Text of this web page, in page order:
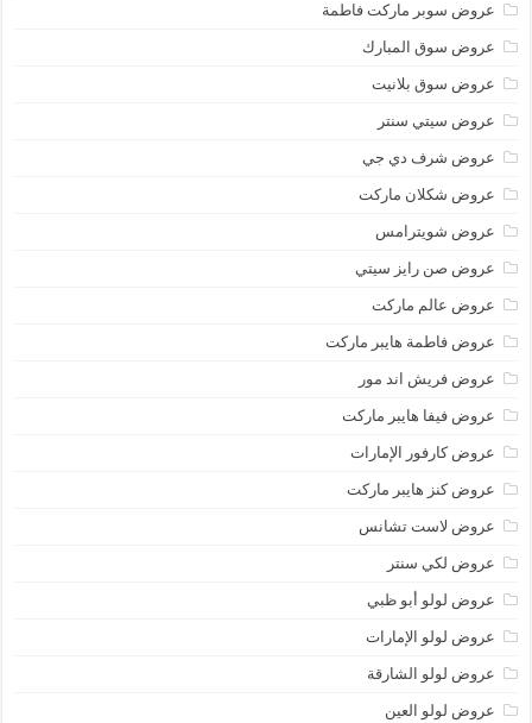
عروض سوبر ماركت فاطمة
عروض سوق المبارك
عروض سوق بلانيت
عروض سيتي سنتر
عروض شرف دي جي
عروض شكلان ماركت
عروض شويترامس
عروض صن رايز سيتي
عروض عالم ماركت
عروض فاطمة هايبر ماركت
عروض فريش اند مور
عروض فيفا هايبر ماركت
عروض كارفور الإمارات
عروض كنز هايبر ماركت
عروض لاست تشانس
عروض لكي سنتر
عروض لولو أبو ظبي
عروض لولو الإمارات
عروض لولو الشارقة
عروض لولو العين